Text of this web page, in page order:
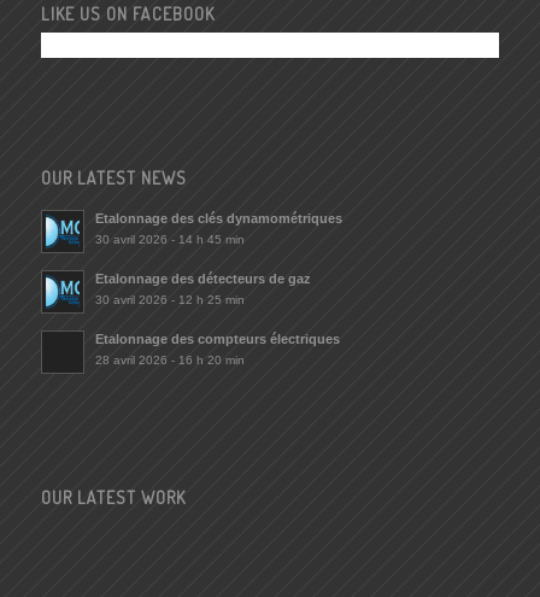
LIKE US ON FACEBOOK
OUR LATEST NEWS
Etalonnage des clés dynamométriques
30 avril 2026 - 14 h 45 min
Etalonnage des détecteurs de gaz
30 avril 2026 - 12 h 25 min
Etalonnage des compteurs électriques
28 avril 2026 - 16 h 20 min
OUR LATEST WORK